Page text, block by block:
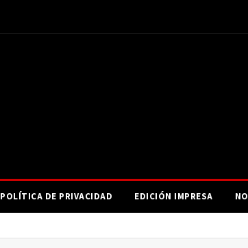
POLÍTICA DE PRIVACIDAD EDICIÓN IMPRESA